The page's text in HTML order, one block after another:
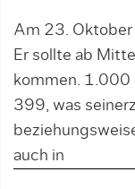
Am 23.
Er sollte ab
kommen. 1.000
399, was
auch in